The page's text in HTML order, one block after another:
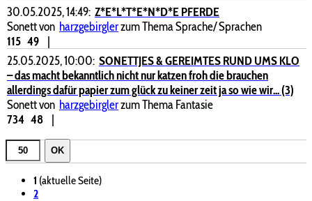
30.05.2025, 14:49: Z*E*L*T*E*N*D*E PFERDE
Sonett von harzgebirglerzum Thema Sprache/ Sprachen
115 49
|
25.05.2025, 10:00: SONETTJES & GEREIMTES RUND UMS KLO
– das macht bekanntlich nicht nur katzen froh die brauchen
allerdings dafür papier zum glück zu keiner zeit ja so wie wir... (3)
Sonett von harzgebirglerzum Thema Fantasie
734 48 |
OK
1 (aktuelle Seite)
2